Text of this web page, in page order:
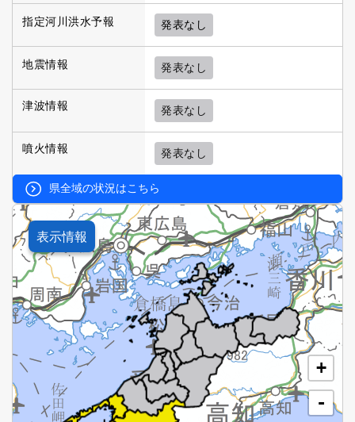
指定河川洪水予報 発表なし
地震情報 発表なし
津波情報 発表なし
噴火情報 発表なし
県全域の状況はこちら
表示情報
+
-